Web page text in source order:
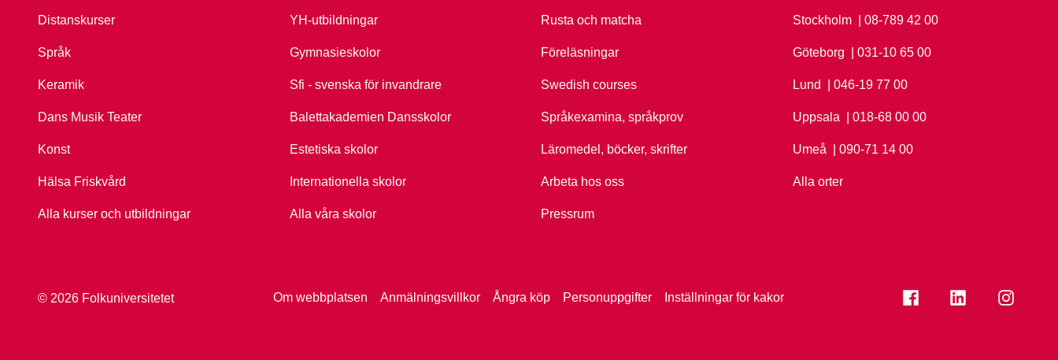
Distanskurser
Språk
Keramik
Dans Musik Teater
Konst
Hälsa Friskvård
Alla kurser och utbildningar
YH-utbildningar
Gymnasieskolor
Sfi - svenska för invandrare
Balettakademien Dansskolor
Estetiska skolor
Internationella skolor
Alla våra skolor
Rusta och matcha
Föreläsningar
Swedish courses
Språkexamina, språkprov
Läromedel, böcker, skrifter
Arbeta hos oss
Pressrum
Stockholm Ring Stockholm på
| 08-789 42 00
Göteborg Ring Göteborg på
| 031-10 65 00
Lund Ring Lund på
| 046-19 77 00
Uppsala Ring Uppsala på
| 018-68 00 00
Umeå Ring Umeå på
| 090-71 14 00
Alla orter
© 2026 Folkuniversitetet Om webbplatsen Anmälningsvillkor Ångra köp Personuppgifter Inställningar för kakor Se folkuniversitetet på
Se